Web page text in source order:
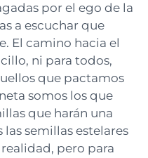
por el ego de la
a escuchar que
El camino hacia el
ni para todos,
que pactamos
somos los que
que harán una
semillas estelares
pero para